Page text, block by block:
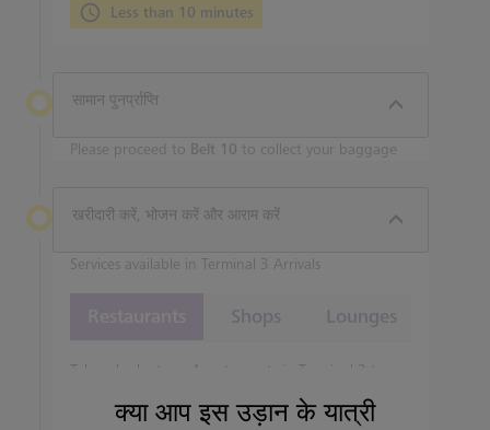
Less than 10 minutes
सामान पुनर्प्राप्ति
Please proceed to Belt 10 to collect your baggage
खरीदारी करें, भोजन करें और आराम करें
Services available in Terminal 3 Arrivals
Shops Lounges
Take a look at our 1 restaurants in Terminal 3 to
क्या आप इस उड़ान के यात्री